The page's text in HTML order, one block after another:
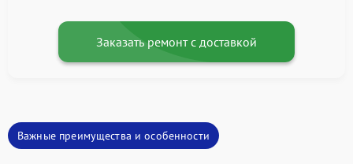
Заказать ремонт с доставкой
Важные преимущества и особенности